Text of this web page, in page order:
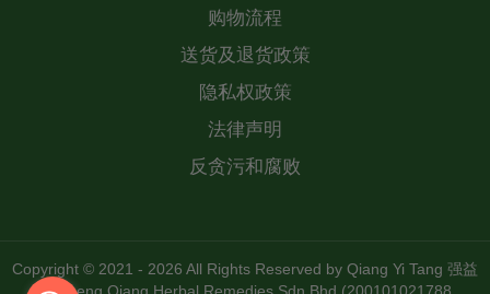
购物流程
送货及退货政策
隐私权政策
法律声明
反贪污和腐败
Copyright © 2021 - 2026 All Rights Reserved by Qiang Yi Tang 强益